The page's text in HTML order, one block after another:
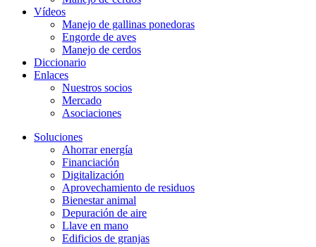
Vídeos
Manejo de gallinas ponedoras
Engorde de aves
Manejo de cerdos
Diccionario
Enlaces
Nuestros socios
Mercado
Asociaciones
Soluciones
Ahorrar energía
Financiación
Digitalización
Aprovechamiento de residuos
Bienestar animal
Depuración de aire
Llave en mano
Edificios de granjas